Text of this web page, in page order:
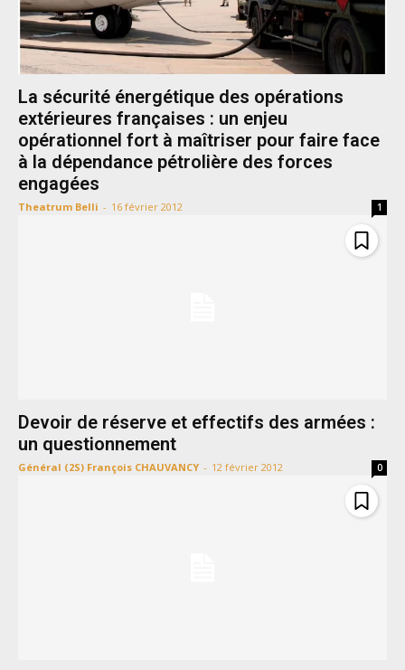
La sécurité énergétique des opérations
extérieures françaises : un enjeu
opérationnel fort à maîtriser pour faire face
à la dépendance pétrolière des forces
engagées
Theatrum Belli - 16 février 2012 1
Devoir de réserve et effectifs des armées :
un questionnement
Général (2S) François CHAUVANCY - 12 février 2012 0